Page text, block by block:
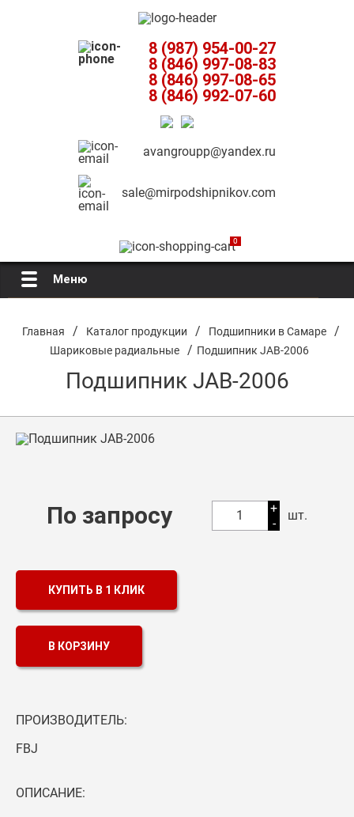
8 (987) 954-00-27
8 (846) 997-08-83
8 (846) 997-08-65
8 (846) 992-07-60
avangroupp@yandex.ru
sale@mirpodshipnikov.com
0
Меню
О компании
Оптовикам
Цепи
Главная / Каталог продукции / Подшипники в Самаре /
Шариковые радиальные / Подшипник JAB-2006
Подшипник JAB-2006
По запросу 1
+
-
шт.
КУПИТЬ В 1 КЛИК
В КОРЗИНУ
ПРОИЗВОДИТЕЛЬ:
FBJ
ОПИСАНИЕ: